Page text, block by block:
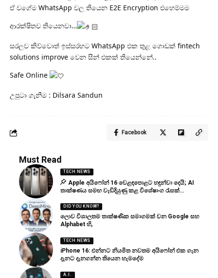
ඒ වගේම WhatsApp වල තියෙන E2E Encryption එහෙම්මම
ආරක්ෂිතව තියෙනවා…
සරලව කිව්වොත් ඉස්සරහට WhatsApp එක තුළ ගොඩක් fintech
solutions improve වෙන සීන් එකක් තියෙන්නේ..
Safe Online
උපුටා ගැනීම : Dilsara Sandun
Facebook
Must Read
TECH NEWS
Apple අයිෆෝන් 16 වෙළඳපොළට හඳුන්වා දෙයි; AI
තාක්ෂණය සමඟ වැඩිදියුණු කළ විශේෂාංග රැසක්…
DID YOU KNOW?
ලොව විශාලතම තාක්ෂණික සමාගමක් වන Google සහ
Alphabet හි,
TECH NEWS
iPhone 16: එන්නට නියමිත නවතම අයිෆෝන් එක ගැන
දැනට දැනගන්න තියෙන හැමදේම
A.I.